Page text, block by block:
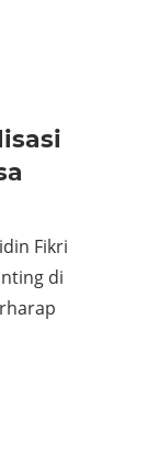
Fikri
di